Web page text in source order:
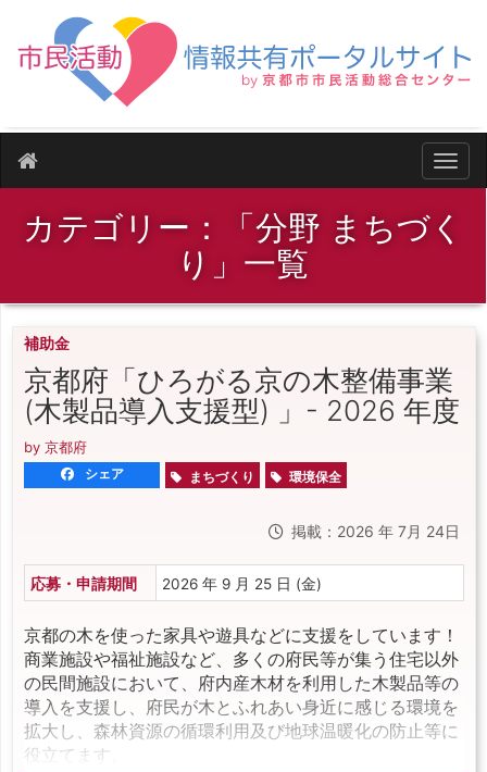
ナビ
カテゴリー：「分野 まちづく
り」一覧
補助金
京都府「ひろがる京の木整備事業
(木製品導入支援型) 」- 2026 年度
by 京都府
シェア まちづくり 環境保全
掲載：2026 年 7月 24日
応募・申請期間 2026 年 9 月 25 日 (金)
京都の木を使った家具や遊具などに支援をしています！
商業施設や福祉施設など、多くの府民等が集う住宅以外
の民間施設において、府内産木材を利用した木製品等の
導入を支援し、府民が木とふれあい身近に感じる環境を
拡大し、森林資源の循環利用及び地球温暖化の防止等に
役立てます。